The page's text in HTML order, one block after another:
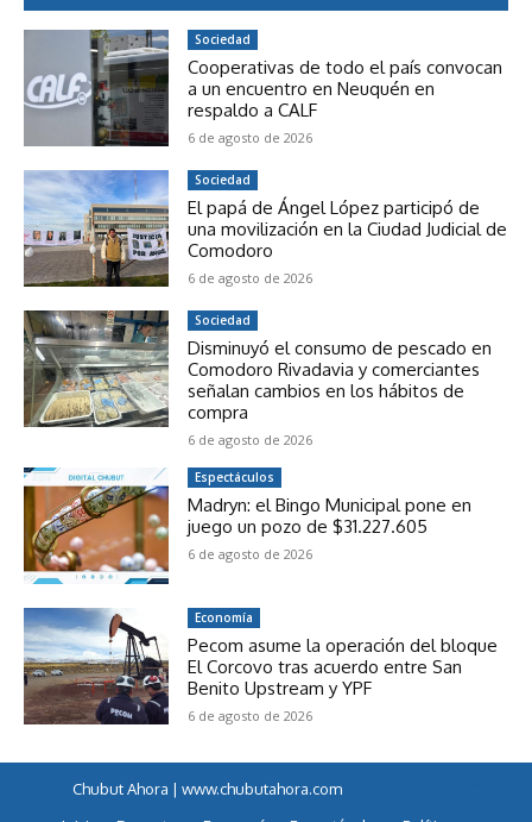
Sociedad
Cooperativas de todo el país convocan
a un encuentro en Neuquén en
respaldo a CALF
6 de agosto de 2026
Sociedad
El papá de Ángel López participó de
una movilización en la Ciudad Judicial de
Comodoro
6 de agosto de 2026
Sociedad
Disminuyó el consumo de pescado en
Comodoro Rivadavia y comerciantes
señalan cambios en los hábitos de
compra
6 de agosto de 2026
Espectáculos
Madryn: el Bingo Municipal pone en
juego un pozo de $31.227.605
6 de agosto de 2026
Economía
Pecom asume la operación del bloque
El Corcovo tras acuerdo entre San
Benito Upstream y YPF
6 de agosto de 2026
Chubut Ahora | www.chubutahora.com